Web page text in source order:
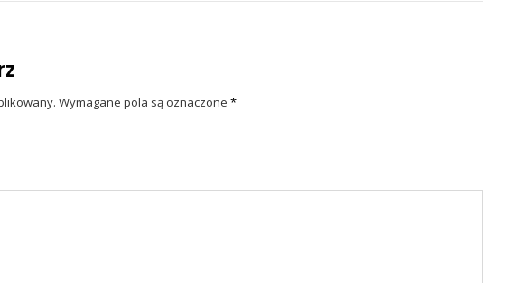
Wymagane pola są oznaczone *